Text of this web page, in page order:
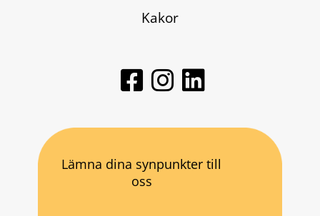
Kakor
Lämna dina synpunkter till
oss